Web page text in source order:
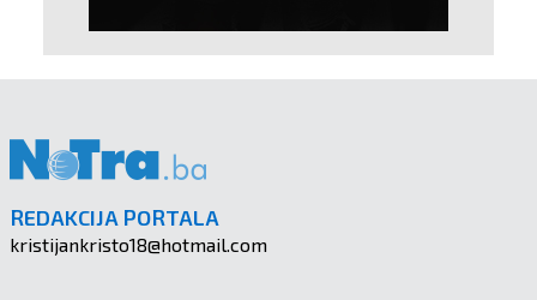
REDAKCIJA PORTALA
kristijankristo18@hotmail.com